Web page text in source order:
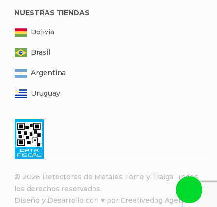
NUESTRAS TIENDAS
Bolivia
Brasil
Argentina
Uruguay
© 2026 Detectores de Metales Tome y Traiga. Todos
los derechos reservados.
Diseño y Desarrollo con ♥ por Creativedog Agency